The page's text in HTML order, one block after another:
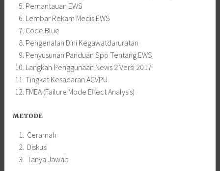
Pemantauan EWS
Lembar Rekam Medis EWS
Code Blue
Pengenalan Dini Kegawatdaruratan
Penyusunan Panduan Spo Tentang EWS
Langkah Penggunaan News 2 Versi 2017
Tingkat Kesadaran ACVPU
FMEA (Failure Mode Effect Analysis)
METODE
Ceramah
Diskusi
Tanya Jawab